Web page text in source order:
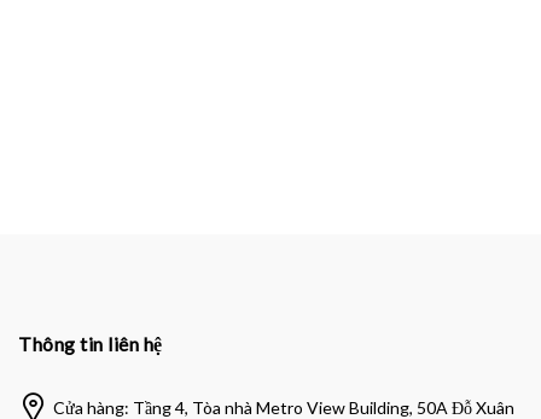
Thông tin liên hệ
Cửa hàng: Tầng 4, Tòa nhà Metro View Building, 50A Đỗ Xuân